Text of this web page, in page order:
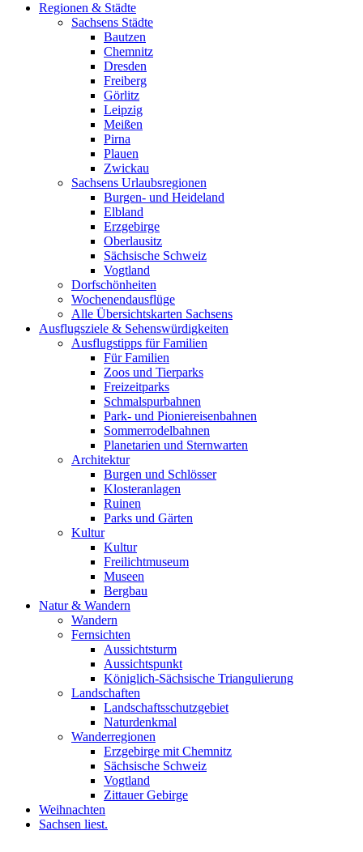
Regionen & Städte
Sachsens Städte
Bautzen
Chemnitz
Dresden
Freiberg
Görlitz
Leipzig
Meißen
Pirna
Plauen
Zwickau
Sachsens Urlaubsregionen
Burgen- und Heideland
Elbland
Erzgebirge
Oberlausitz
Sächsische Schweiz
Vogtland
Dorfschönheiten
Wochenendausflüge
Alle Übersichtskarten Sachsens
Ausflugsziele & Sehenswürdigkeiten
Ausflugstipps für Familien
Für Familien
Zoos und Tierparks
Freizeitparks
Schmalspurbahnen
Park- und Pioniereisenbahnen
Sommerrodelbahnen
Planetarien und Sternwarten
Architektur
Burgen und Schlösser
Klosteranlagen
Ruinen
Parks und Gärten
Kultur
Kultur
Freilichtmuseum
Museen
Bergbau
Natur & Wandern
Wandern
Fernsichten
Aussichtsturm
Aussichtspunkt
Königlich-Sächsische Triangulierung
Landschaften
Landschaftsschutzgebiet
Naturdenkmal
Wanderregionen
Erzgebirge mit Chemnitz
Sächsische Schweiz
Vogtland
Zittauer Gebirge
Weihnachten
Sachsen liest.